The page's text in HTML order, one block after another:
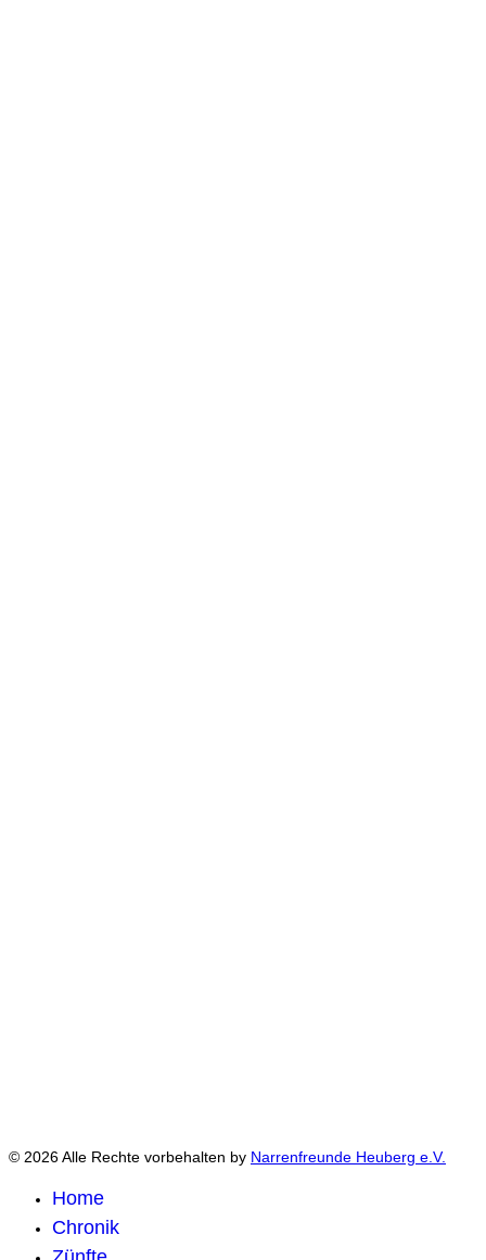
© 2026 Alle Rechte vorbehalten by Narrenfreunde Heuberg e.V.
Home
Chronik